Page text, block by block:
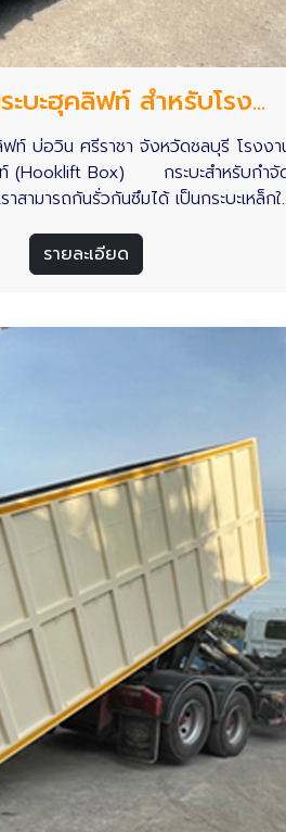
บะฮุคลิฟท์ สำหรับโรง...
ฟท์ บ่อวิน ศรีราชา จังหวัดชลบุรี โรงง
ท์ (Hooklift Box) กระบะสำหรับกำจั
าสามารถกันรั่วกันซึมได้ เป็นกระบะเหล็ก
ห้หลุดร่วงจากรถบรรทุกฮุคลิฟท์ระหว่างก
ยน้ำไม่รั่วลงบนพื้นถนน และสามารถยกเท
เนียริ่ง แอนด์ ซัพพลาย จำกัด พร้อมใ
ารกระบะฮุคลิฟท์ ในจังหวัดชลบุรี รวม
าหกรรมทั่วประเทศไทย อ่านเพิ่มเติม
รายละเอียด